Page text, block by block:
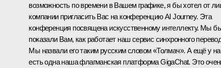
возможность по времени в Вашем графике, я бы хотел от
компании пригласить Вас на конференцию AI Journey. Эта
конференция посвящена искусственному интеллекту. Мы
показали Вам, как работает наш сервис синхронного
Мы назвали его таким русским словом «Толмач». А ещё у
есть одна наша флагманская платформа GigaChat. Это